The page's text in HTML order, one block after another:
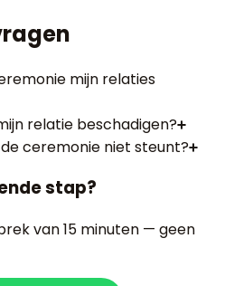
mijn relaties
relatie beschadigen?
ceremonie niet steunt?
stap?
van 15 minuten — geen